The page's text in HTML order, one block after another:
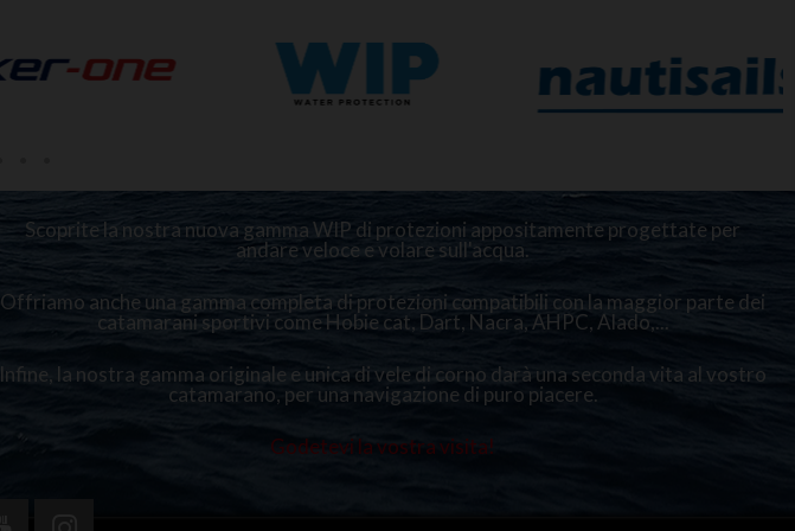
Scoprite la nostra nuova gamma WIP di protezioni appositamente progettate per
andare veloce e volare sull'acqua.
Offriamo anche una gamma completa di protezioni compatibili con la maggior parte dei
catamarani sportivi come Hobie cat, Dart, Nacra, AHPC, Alado,...
Infine, la nostra gamma originale e unica di vele di corno darà una seconda vita al vostro
catamarano, per una navigazione di puro piacere.
Godetevi la vostra visita!